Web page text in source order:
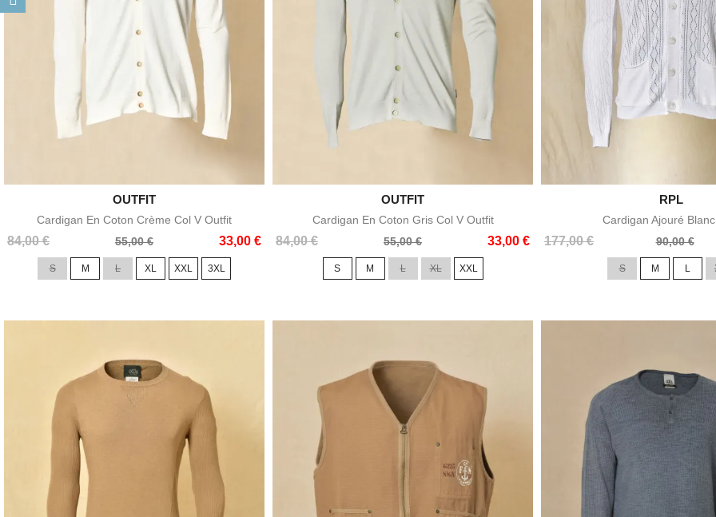
Aperçu rapide
OUTFIT
Cardigan En Coton Crème Col V Outfit
84,00 €
Prix
55,00 € 33,00 €
Prix
S M L XL XXL 3XL
Aperçu rapide
OUTFIT
Cardigan En Coton Gris Col V Outfit
84,00 €
Prix
55,00 € 33,00 €
Prix
S M L XL XXL
Aperçu rapide
RPL
Cardigan Ajouré Blanc
177,00 €
Prix
90,00 €
Prix
S M L